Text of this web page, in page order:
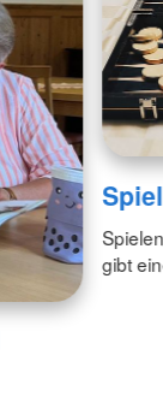
gibt